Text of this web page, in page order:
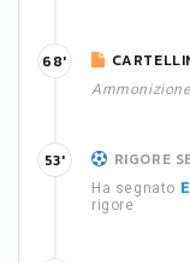
Ammonizione
68'
RIGORE
Ha segnato
rigore
53'